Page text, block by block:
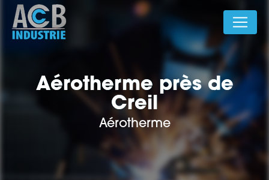
Aérotherme près de
Creil
Aérotherme
Panneau de gestion des cookies